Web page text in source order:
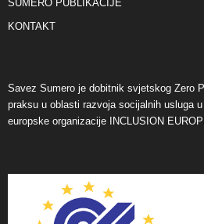
SUMERO PUBLIKACIJE
KONTAKT
Savez Sumero je dobitnik svjetskog Zero
praksu u oblasti razvoja socijalnih usluga
europske organizacije INCLUSION